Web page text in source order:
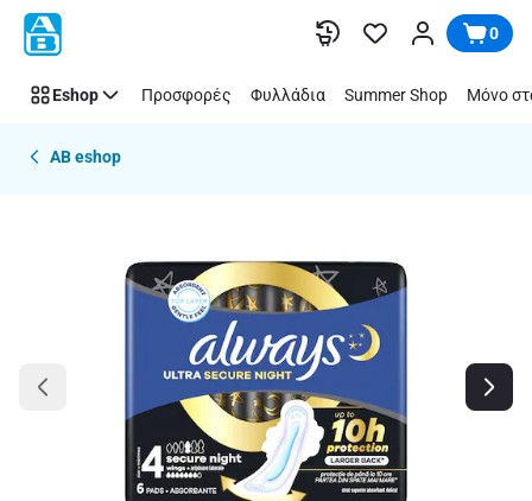
Παράλειψη 0
Eshop Προσφορές Φυλλάδια Summer Shop Μόνο
AB eshop